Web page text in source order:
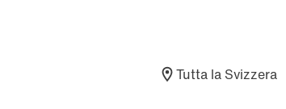
Tutta la Svizzera